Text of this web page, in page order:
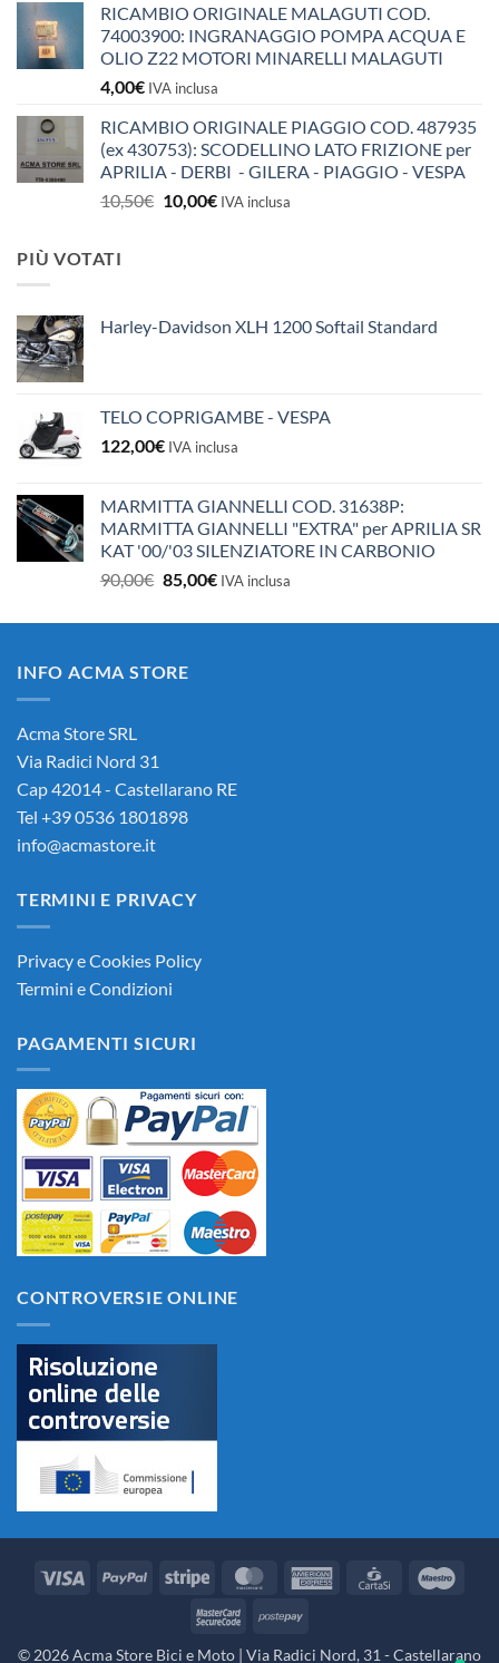
RICAMBIO ORIGINALE MALAGUTI COD.
74003900: INGRANAGGIO POMPA ACQUA E
OLIO Z22 MOTORI MINARELLI MALAGUTI
4,00€ IVA inclusa
RICAMBIO ORIGINALE PIAGGIO COD. 487935
(ex 430753): SCODELLINO LATO FRIZIONE per
APRILIA - DERBI - GILERA - PIAGGIO - VESPA
10,50€ Il
10,00€IlIVA inclusa
PIÙ VOTATI
Harley-Davidson XLH 1200 Softail Standard
TELO COPRIGAMBE - VESPA
122,00€ IVA inclusa
MARMITTA GIANNELLI COD. 31638P:
MARMITTA GIANNELLI "EXTRA" per APRILIA SR
KAT '00/'03 SILENZIATORE IN CARBONIO
90,00€ Il
originale
90,00€.
85,00€Il
attuale
IVA inclusa
INFO ACMA STORE
Acma Store SRL
Via Radici Nord 31
Cap 42014 - Castellarano RE
Tel +39 0536 1801898
info@acmastore.it
TERMINI E PRIVACY
Privacy e Cookies Policy
Termini e Condizioni
PAGAMENTI SICURI
CONTROVERSIE ONLINE
Visa PayPal Stripe MasterCardAmerican
CartaSi
MasterCardPostepay
© 2026 Acma Store Bici e Moto | Via Radici Nord, 31 - Castellarano